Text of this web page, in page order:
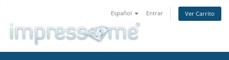
Español Entrar Ver Carrito